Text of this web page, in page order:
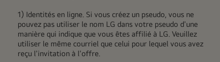
1) Identités en ligne. Si vous créez un pseudo, vous ne
pouvez pas utiliser le nom LG dans votre pseudo d'une
manière qui indique que vous êtes affilié à LG. Veuillez
utiliser le même courriel que celui pour lequel vous avez
reçu l'invitation à l'offre.